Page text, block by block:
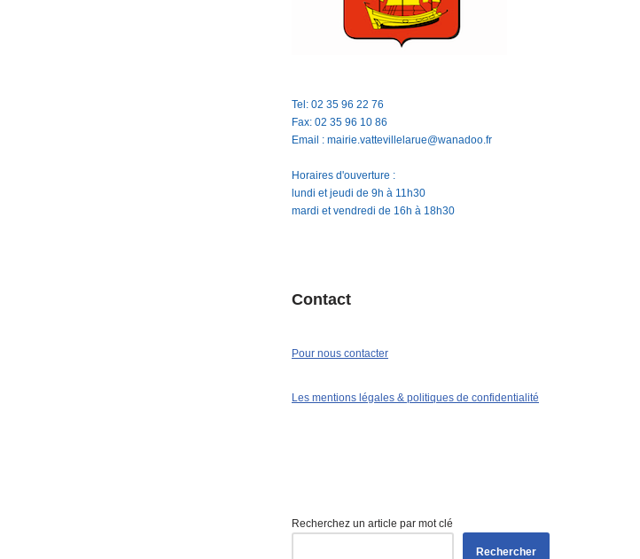
Tel: 02 35 96 22 76
Fax: 02 35 96 10 86
Email : mairie.vattevillelarue@wanadoo.fr
Horaires d'ouverture :
lundi et jeudi de 9h à 11h30
mardi et vendredi de 16h à 18h30
Contact
Pour nous contacter
Les mentions légales & politiques de confidentialité
Recherchez un article par mot clé
Rechercher